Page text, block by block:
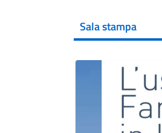
Sala stampa